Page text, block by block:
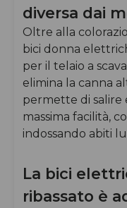
diversa dai
Oltre alla
bici donna
per il telaio a
elimina la canna
permette di salire
massima facilità,
indossando abiti
La bici
ribassato è